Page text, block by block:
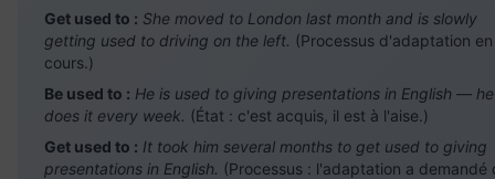
Get used to : She moved to London last month and is slowly
getting used to driving on the left. (Processus d'adaptation en
cours.)
Be used to : He is used to giving presentations in English — he
does it every week. (État : c'est acquis, il est à l'aise.)
Get used to : It took him several months to get used to giving
presentations in English. (Processus : l'adaptation a demandé